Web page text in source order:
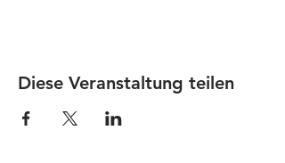
Diese Veranstaltung teilen